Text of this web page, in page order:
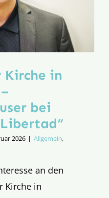
Kirche in
bei
2026 | Allgemein,
an den
Kirche in